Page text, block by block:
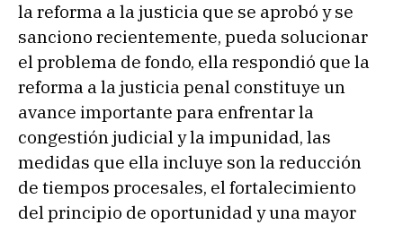
la reforma a la justicia que se aprobó y se
sanciono recientemente, pueda solucionar
el problema de fondo, ella respondió que la
reforma a la justicia penal constituye un
avance importante para enfrentar la
congestión judicial y la impunidad, las
medidas que ella incluye son la reducción
de tiempos procesales, el fortalecimiento
del principio de oportunidad y una mayor